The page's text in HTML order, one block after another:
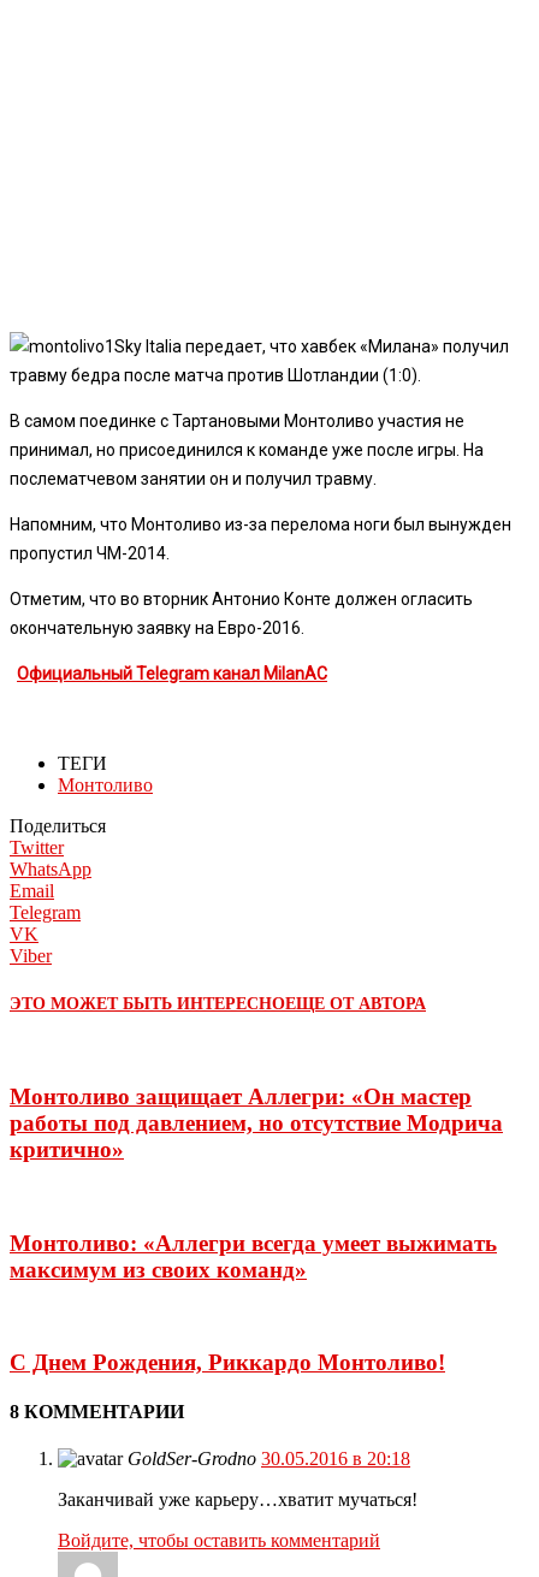
Sky Italia передает, что хавбек «Милана» получил
травму бедра после матча против Шотландии (1:0).
В самом поединке с Тартановыми Монтоливо участия не
принимал, но присоединился к команде уже после игры. На
послематчевом занятии он и получил травму.
Напомним, что Монтоливо из-за перелома ноги был вынужден
пропустил ЧМ-2014.
Отметим, что во вторник Антонио Конте должен огласить
окончательную заявку на Евро-2016.
Официальный Telegram канал MilanAC
ТЕГИ
Монтоливо
Поделиться
Twitter
WhatsApp
Email
Telegram
VK
Viber
ЭТО МОЖЕТ БЫТЬ ИНТЕРЕСНОЕЩЕ ОТ АВТОРА
Монтоливо защищает Аллегри: «Он мастер
работы под давлением, но отсутствие Модрича
критично»
Монтоливо: «Аллегри всегда умеет выжимать
максимум из своих команд»
С Днем Рождения, Риккардо Монтоливо!
8 КОММЕНТАРИИ
GoldSer-Grodno 30.05.2016 в 20:18
Заканчивай уже карьеру…хватит мучаться!
Войдите, чтобы оставить комментарий